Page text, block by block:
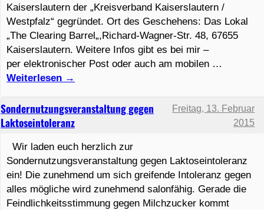
Sondernutzungsveranstaltung gegen
Laktoseintoleranz
Freitag, 13. Februar
2015
Wir laden euch herzlich zur
Sondernutzungsveranstaltung gegen Laktoseintoleranz
ein! Die zunehmend um sich greifende Intoleranz gegen
alles mögliche wird zunehmend salonfähig. Gerade die
Feindlichkeitsstimmung gegen Milchzucker kommt
Kaiserslautern der „Kreisverband Kaiserslautern /
Westpfalz“ gegründet. Ort des Geschehens: Das Lokal
„The Clearing Barrel„,Richard-Wagner-Str. 48, 67655
Kaiserslautern. Weitere Infos gibt es bei mir –
per elektronischer Post oder auch am mobilen …
Weiterlesen →